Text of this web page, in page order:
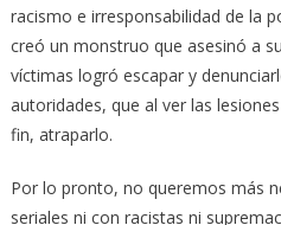
racismo e irresponsabilidad de la
creó un monstruo que asesinó a
víctimas logró escapar y
autoridades, que al ver las
fin, atraparlo.
Por lo pronto, no queremos más
seriales ni con racistas ni